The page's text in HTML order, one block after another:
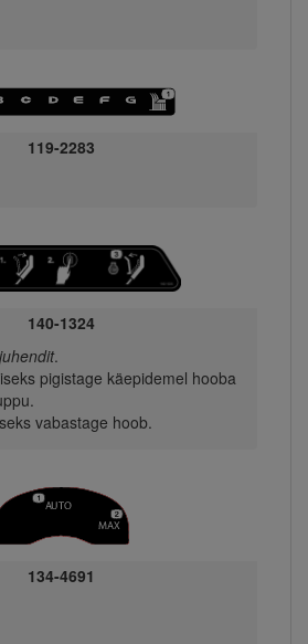
119-2283
140-1324
.
pigistage käepidemel hooba
vabastage hoob.
134-4691